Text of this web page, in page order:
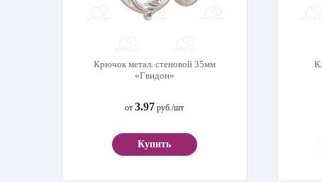
Крючок метал. стеновой 35мм
«Гвидон»
от3.97 руб./шт
Купить